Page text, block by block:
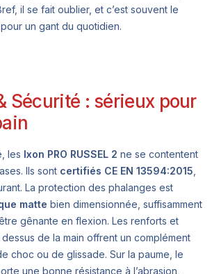
il se fait oublier, et c’est souvent le
un gant du quotidien.
Sécurité : sérieux pour
les Ixon PRO RUSSEL 2 ne se contentent
Ils sont certifiés CE EN 13594:2015
La protection des phalanges est
matte bien dimensionnée, suffisamment
gênante en flexion. Les renforts et
de la main offrent un complément
choc ou de glissade. Sur la paume, le
une bonne résistance à l’abrasion,